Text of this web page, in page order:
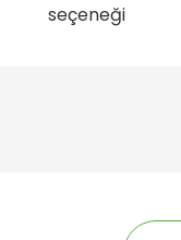
seçeneği